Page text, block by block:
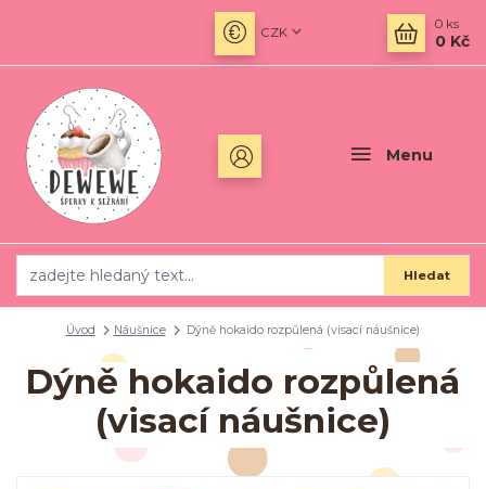
Menu
CZK
Hledat
0 ks
0 Kč
Úvod Náušnice Dýně hokaido rozpůlená (visací náušnice)
Dýně hokaido rozpůlená
(visací náušnice)